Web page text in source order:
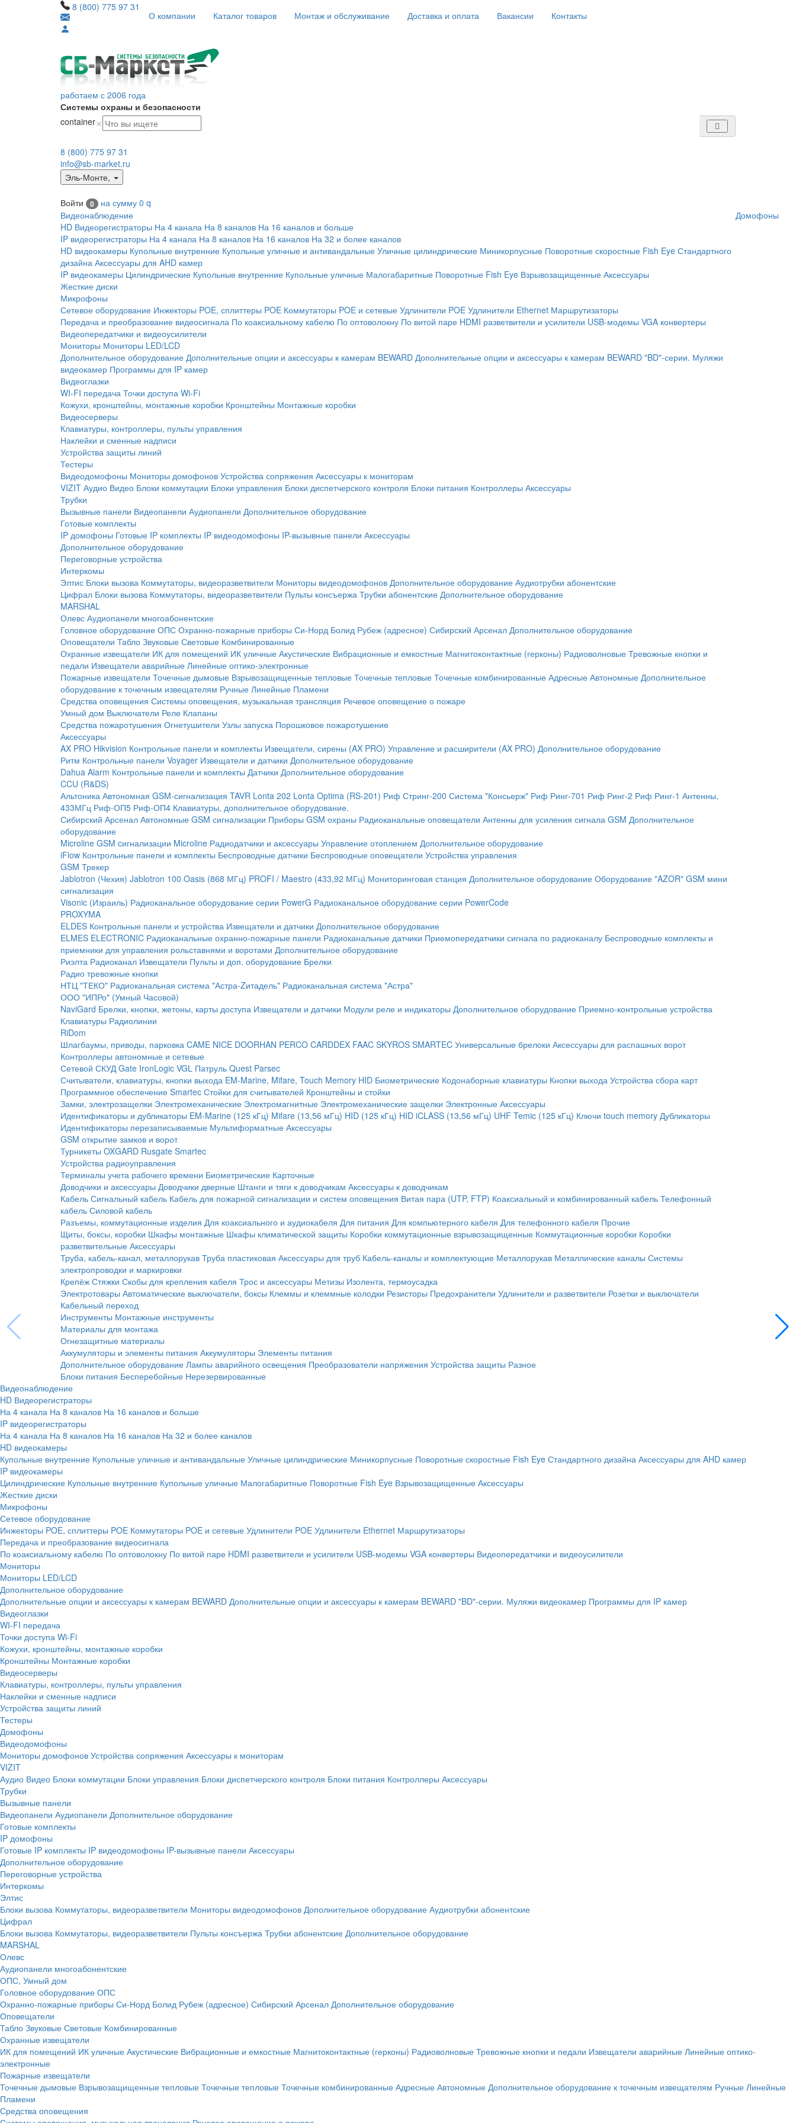
8 (800) 775 97 31
О компании Каталог товаров Монтаж и обслуживание Доставка и оплата Вакансии Контакты
работаем с 2006 года
Системы охраны и безопасности
container×
8 (800) 775 97 31
info@sb-market.ru
Эль-Монте,
Войти 0 на сумму 0 q
Видеонаблюдение
Домофоны
HD Видеорегистраторы На 4 канала На 8 каналов На 16 каналов и больше
IP видеорегистраторы На 4 канала На 8 каналов На 16 каналов На 32 и более каналов
HD видеокамеры Купольные внутренние Купольные уличные и антивандальные Уличные цилиндрические Миникорпусные Поворотные скоростные Fish Eye Стандартного
дизайна Аксессуары для AHD камер
IP видеокамеры Цилиндрические Купольные внутренние Купольные уличные Малогабаритные Поворотные Fish Eye Взрывозащищенные Аксессуары
Жесткие диски
Микрофоны
Сетевое оборудование Инжекторы POE, сплиттеры POE Коммутаторы POE и сетевые Удлинители POE Удлинители Ethernet Маршрутизаторы
Передача и преобразование видеосигнала По коаксиальному кабелю По оптоволокну По витой паре HDMI разветвители и усилители USB-модемы VGA конвертеры
Видеопередатчики и видеоусилители
Мониторы Мониторы LED/LCD
Дополнительное оборудование Дополнительные опции и аксессуары к камерам BEWARD Дополнительные опции и аксессуары к камерам BEWARD "BD"-серии. Муляжи
видеокамер Программы для IP камер
Видеоглазки
WI-FI передача Точки доступа Wi-Fi
Кожухи, кронштейны, монтажные коробки Кронштейны Монтажные коробки
Видеосерверы
Клавиатуры, контроллеры, пульты управления
Наклейки и сменные надписи
Устройства защиты линий
Тестеры
Видеодомофоны Мониторы домофонов Устройства сопряжения Аксессуары к мониторам
VIZIT Аудио Видео Блоки коммутации Блоки управления Блоки диспетчерского контроля Блоки питания Контроллеры Аксессуары
Трубки
Вызывные панели Видеопанели Аудиопанели Дополнительное оборудование
Готовые комплекты
IP домофоны Готовые IP комплекты IP видеодомофоны IP-вызывные панели Аксессуары
Дополнительное оборудование
Переговорные устройства
Интеркомы
Элтис Блоки вызова Коммутаторы, видеоразветвители Мониторы видеодомофонов Дополнительное оборудование Аудиотрубки абонентские
Цифрал Блоки вызова Коммутаторы, видеоразветвители Пульты консъержа Трубки абонентские Дополнительное оборудование
MARSHAL
Олевс Аудиопанели многоабонентские
Головное оборудование ОПС Охранно-пожарные приборы Си-Норд Болид Рубеж (адресное) Сибирский Арсенал Дополнительное оборудование
Оповещатели Табло Звуковые Световые Комбинированные
Охранные извещатели ИК для помещений ИК уличные Акустические Вибрационные и емкостные Магнитоконтактные (герконы) Радиоволновые Тревожные кнопки и
педали Извещатели аварийные Линейные оптико-электронные
Пожарные извещатели Точечные дымовые Взрывозащищенные тепловые Точечные тепловые Точечные комбинированные Адресные Автономные Дополнительное
оборудование к точечным извещателям Ручные Линейные Пламени
Средства оповещения Системы оповещения, музыкальная трансляция Речевое оповещение о пожаре
Умный дом Выключатели Реле Клапаны
Средства пожаротушения Огнетушители Узлы запуска Порошковое пожаротушение
Аксессуары
AX PRO Hikvision Контрольные панели и комплекты Извещатели, сирены (AX PRO) Управление и расширители (AX PRO) Дополнительное оборудование
Ритм Контрольные панели Voyager Извещатели и датчики Дополнительное оборудование
Dahua Alarm Контрольные панели и комплекты Датчики Дополнительное оборудование
CCU (R&DS)
Альтоника Автономная GSM-сигнализация TAVR Lonta 202 Lonta Optima (RS-201) Риф Стринг-200 Система "Консьерж" Риф Ринг-701 Риф Ринг-2 Риф Ринг-1 Антенны,
433МГц Риф-ОП5 Риф-ОП4 Клавиатуры, дополнительное оборудование.
Сибирский Арсенал Автономные GSM сигнализации Приборы GSM охраны Радиоканальные оповещатели Антенны для усиления сигнала GSM Дополнительное
оборудование
Microline GSM cигнализации Microline Радиодатчики и аксессуары Управление отоплением Дополнительное оборудование
iFlow Контрольные панели и комплекты Беспроводные датчики Беспроводные оповещатели Устройства управления
GSM Трекер
Jablotron (Чехия) Jablotron 100 Oasis (868 МГц) PROFI / Maestro (433,92 МГц) Мониторинговая станция Дополнительное оборудование Оборудование "AZOR" GSM мини
сигнализация
Visonic (Израиль) Радиоканальное оборудование серии PowerG Радиоканальное оборудование серии PowerCode
PROXYMA
ELDES Контрольные панели и устройства Извещатели и датчики Дополнительное оборудование
ELMES ELECTRONIC Радиоканальные охранно-пожарные панели Радиоканальные датчики Приемопередатчики сигнала по радиоканалу Беспроводные комплекты и
приемники для управления рольставнями и воротами Дополнительное оборудование
Риэлта Радиоканал Извещатели Пульты и доп. оборудование Брелки
Радио тревожные кнопки
НТЦ "ТЕКО" Радиоканальная система "Астра-Zитадель" Радиоканальная система "Астра"
ООО "ИПРо" (Умный Часовой)
NaviGard Брелки, кнопки, жетоны, карты доступа Извещатели и датчики Модули реле и индикаторы Дополнительное оборудование Приемно-контрольные устройства
Клавиатуры Радиолинии
RiDom
Шлагбаумы, приводы, парковка CAME NICE DOORHAN PERCO CARDDEX FAAC SKYROS SMARTEC Универсальные брелоки Аксессуары для распашных ворот
Контроллеры автономные и сетевые
Сетевой СКУД Gate IronLogic VGL Патруль Quest Parsec
Считыватели, клавиатуры, кнопки выхода EM-Marine, Mifare, Touch Memory HID Биометрические Кодонаборные клавиатуры Кнопки выхода Устройства сбора карт
Программное обеспечение Smartec Стойки для считывателей Кронштейны и стойки
Замки, электрозащелки Электромеханические Электромагнитные Электромеханические защелки Электронные Аксессуары
Идентификаторы и дубликаторы EM-Marine (125 кГц) Mifare (13,56 мГц) HID (125 кГц) HID iCLASS (13,56 мГц) UHF Temic (125 кГц) Ключи touch memory Дубликаторы
Идентификаторы перезаписываемые Мультиформатные Аксессуары
GSM открытие замков и ворот
Турникеты OXGARD Rusgate Smartec
Устройства радиоуправления
Терминалы учета рабочего времени Биометрические Карточные
Доводчики и аксессуары Доводчики дверные Штанги и тяги к доводчикам Аксессуары к доводчикам
Кабель Сигнальный кабель Кабель для пожарной сигнализации и систем оповещения Витая пара (UTP, FTP) Коаксиальный и комбинированный кабель Телефонный
кабель Силовой кабель
Разъемы, коммутационные изделия Для коаксиального и аудиокабеля Для питания Для компьютерного кабеля Для телефонного кабеля Прочие
Щиты, боксы, коробки Шкафы монтажные Шкафы климатической защиты Коробки коммутационные взрывозащищенные Коммутационные коробки Коробки
разветвительные Аксессуары
Труба, кабель-канал, металлорукав Труба пластиковая Аксессуары для труб Кабель-каналы и комплектующие Металлорукав Металлические каналы Системы
электропроводки и маркировки
Крепёж Стяжки Скобы для крепления кабеля Трос и аксессуары Метизы Изолента, термоусадка
Электротовары Автоматические выключатели, боксы Клеммы и клеммные колодки Резисторы Предохранители Удлинители и разветвители Розетки и выключатели
Кабельный переход
Инструменты Монтажные инструменты
Материалы для монтажа
Огнезащитные материалы
Аккумуляторы и элементы питания Аккумуляторы Элементы питания
Дополнительное оборудование Лампы аварийного освещения Преобразователи напряжения Устройства защиты Разное
Блоки питания Бесперебойные Нерезервированные
Видеонаблюдение
HD Видеорегистраторы
На 4 канала На 8 каналов На 16 каналов и больше
IP видеорегистраторы
На 4 канала На 8 каналов На 16 каналов На 32 и более каналов
HD видеокамеры
Купольные внутренние Купольные уличные и антивандальные Уличные цилиндрические Миникорпусные Поворотные скоростные Fish Eye Стандартного дизайна Аксессуары для AHD камер
IP видеокамеры
Цилиндрические Купольные внутренние Купольные уличные Малогабаритные Поворотные Fish Eye Взрывозащищенные Аксессуары
Жесткие диски
Микрофоны
Сетевое оборудование
Инжекторы POE, сплиттеры POE Коммутаторы POE и сетевые Удлинители POE Удлинители Ethernet Маршрутизаторы
Передача и преобразование видеосигнала
По коаксиальному кабелю По оптоволокну По витой паре HDMI разветвители и усилители USB-модемы VGA конвертеры Видеопередатчики и видеоусилители
Мониторы
Мониторы LED/LCD
Дополнительное оборудование
Дополнительные опции и аксессуары к камерам BEWARD Дополнительные опции и аксессуары к камерам BEWARD "BD"-серии. Муляжи видеокамер Программы для IP камер
Видеоглазки
WI-FI передача
Точки доступа Wi-Fi
Кожухи, кронштейны, монтажные коробки
Кронштейны Монтажные коробки
Видеосерверы
Клавиатуры, контроллеры, пульты управления
Наклейки и сменные надписи
Устройства защиты линий
Тестеры
Домофоны
Видеодомофоны
Мониторы домофонов Устройства сопряжения Аксессуары к мониторам
VIZIT
Аудио Видео Блоки коммутации Блоки управления Блоки диспетчерского контроля Блоки питания Контроллеры Аксессуары
Трубки
Вызывные панели
Видеопанели Аудиопанели Дополнительное оборудование
Готовые комплекты
IP домофоны
Готовые IP комплекты IP видеодомофоны IP-вызывные панели Аксессуары
Дополнительное оборудование
Переговорные устройства
Интеркомы
Элтис
Блоки вызова Коммутаторы, видеоразветвители Мониторы видеодомофонов Дополнительное оборудование Аудиотрубки абонентские
Цифрал
Блоки вызова Коммутаторы, видеоразветвители Пульты консъержа Трубки абонентские Дополнительное оборудование
MARSHAL
Олевс
Аудиопанели многоабонентские
ОПС, Умный дом
Головное оборудование ОПС
Охранно-пожарные приборы Си-Норд Болид Рубеж (адресное) Сибирский Арсенал Дополнительное оборудование
Оповещатели
Табло Звуковые Световые Комбинированные
Охранные извещатели
ИК для помещений ИК уличные Акустические Вибрационные и емкостные Магнитоконтактные (герконы) Радиоволновые Тревожные кнопки и педали Извещатели аварийные Линейные оптико-
электронные
Пожарные извещатели
Точечные дымовые Взрывозащищенные тепловые Точечные тепловые Точечные комбинированные Адресные Автономные Дополнительное оборудование к точечным извещателям Ручные Линейные
Пламени
Средства оповещения